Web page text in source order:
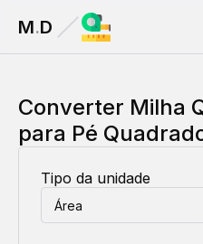
M.D
Converter Milha
para Pé
Tipo da unidade
Área